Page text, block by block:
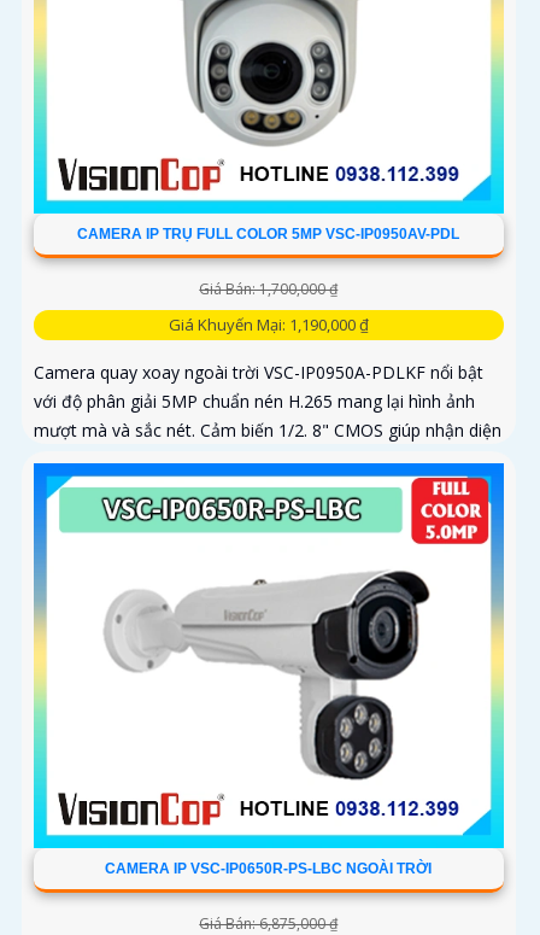
CAMERA IP TRỤ FULL COLOR 5MP VSC-IP0950AV-PDL
Giá Bán: 1,700,000 ₫
Giá Khuyến Mại: 1,190,000 ₫
Camera quay xoay ngoài trời VSC-IP0950A-PDLKF nổi bật
với độ phân giải 5MP chuẩn nén H.265 mang lại hình ảnh
mượt mà và sắc nét. Cảm biến 1/2. 8" CMOS giúp nhận diện
ánh sáng...
CAMERA IP VSC-IP0650R-PS-LBC NGOÀI TRỜI
Giá Bán: 6,875,000 ₫